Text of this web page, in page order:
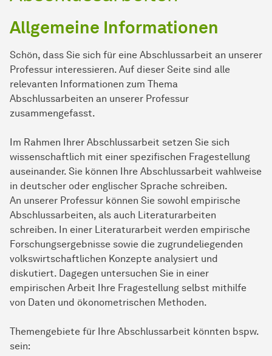
Allgemeine Informationen
Schön, dass Sie sich für eine Abschlussarbeit an unserer
Professur interessieren. Auf dieser Seite sind alle
relevanten Informationen zum Thema
Abschlussarbeiten an unserer Professur
zusammengefasst.
Im Rahmen Ihrer Abschlussarbeit setzen Sie sich
wissenschaftlich mit einer spezifischen Fragestellung
auseinander. Sie können Ihre Abschlussarbeit wahlweise
in deutscher oder englischer Sprache schreiben.
An unserer Professur können Sie sowohl empirische
Abschlussarbeiten, als auch Literaturarbeiten
schreiben. In einer Literaturarbeit werden empirische
Forschungsergebnisse sowie die zugrundeliegenden
volkswirtschaftlichen Konzepte analysiert und
diskutiert. Dagegen untersuchen Sie in einer
empirischen Arbeit Ihre Fragestellung selbst mithilfe
von Daten und ökonometrischen Methoden.
Themengebiete für Ihre Abschlussarbeit könnten bspw.
sein: